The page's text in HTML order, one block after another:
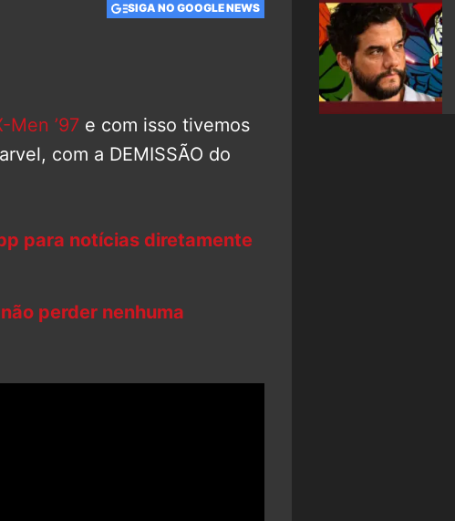
SIGA NO GOOGLE NEWS
Men ’97 e com isso tivemos
com a DEMISSÃO do
para notícias diretamente
perder nenhuma